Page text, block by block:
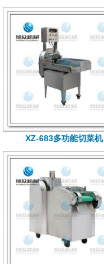
XZ-683多功能切菜机